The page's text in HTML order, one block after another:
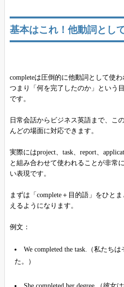
基本はこれ！他動詞とし
completeは圧倒的に他動詞として使わ
つまり「何を完了したのか」という
です。
日常会話からビジネス英語まで、こ
んどの場面に対応できます。
実際にはproject、task、report、
と組み合わせて使われることが非常
い表現です。
まずは「complete＋目的語」をひと
えるようになります。
例文：
We completed the task.（私たち
た。）